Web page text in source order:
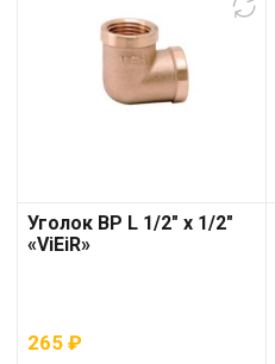
Уголок ВР L 1/2″ х 1/2″
«ViEiR»
265 ₽